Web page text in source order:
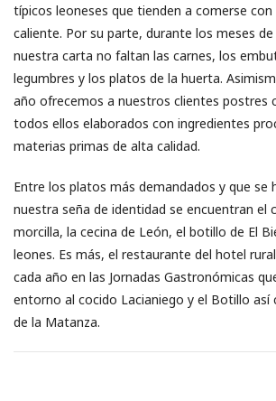
típicos leoneses que tienden a comerse con
caliente. Por su parte, durante los meses
nuestra carta no faltan las carnes, los
legumbres y los platos de la huerta.
año ofrecemos a nuestros clientes postres
todos ellos elaborados con ingredientes
materias primas de alta calidad.
Entre los platos más demandados y que se
nuestra seña de identidad se encuentran el
morcilla, la cecina de León, el botillo de El
leones. Es más, el restaurante del hotel
cada año en las Jornadas Gastronómicas
entorno al cocido Lacianiego y el Botillo así
de la Matanza.